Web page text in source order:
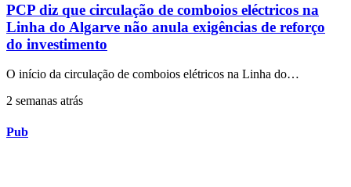
PCP diz que circulação de comboios eléctricos na
Linha do Algarve não anula exigências de reforço
do investimento
O início da circulação de comboios elétricos na Linha do…
2 semanas atrás
Pub